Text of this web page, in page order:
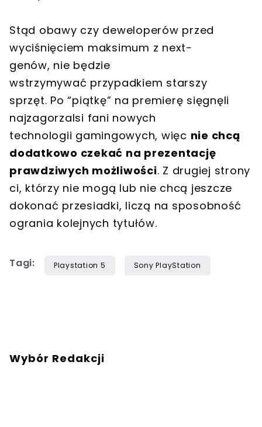
Stąd obawy czy deweloperów przed
wyciśnięciem maksimum z next-
genów, nie będzie
wstrzymywać przypadkiem starszy
sprzęt. Po “piątkę” na premierę sięgnęli
najzagorzalsi fani nowych
technologii gamingowych, więc nie chcą
dodatkowo czekać na prezentację
prawdziwych możliwości. Z drugiej strony
ci, którzy nie mogą lub nie chcą jeszcze
dokonać przesiadki, liczą na sposobność
ogrania kolejnych tytułów.
Tagi: Playstation 5 Sony PlayStation
Wybór Redakcji